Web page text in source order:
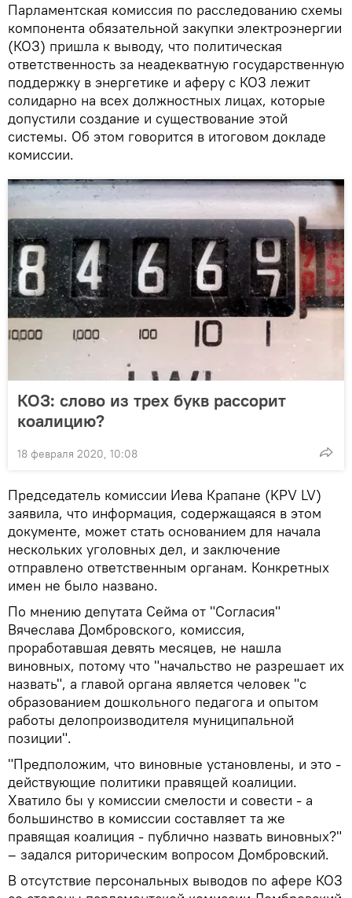
Парламентская комиссия по расследованию схемы
компонента обязательной закупки электроэнергии
(КОЗ) пришла к выводу, что политическая
ответственность за неадекватную государственную
поддержку в энергетике и аферу с КОЗ лежит
солидарно на всех должностных лицах, которые
допустили создание и существование этой
системы. Об этом говорится в итоговом докладе
комиссии.
КОЗ: слово из трех букв рассорит
коалицию?
18 февраля 2020, 10:08
Председатель комиссии Иева Крапане (KPV LV)
заявила, что информация, содержащаяся в этом
документе, может стать основанием для начала
нескольких уголовных дел, и заключение
отправлено ответственным органам. Конкретных
имен не было названо.
По мнению депутата Сейма от "Согласия"
Вячеслава Домбровского, комиссия,
проработавшая девять месяцев, не нашла
виновных, потому что "начальство не разрешает их
назвать", а главой органа является человек "с
образованием дошкольного педагога и опытом
работы делопроизводителя муниципальной
позиции".
"Предположим, что виновные установлены, и это -
действующие политики правящей коалиции.
Хватило бы у комиссии смелости и совести - а
большинство в комиссии составляет та же
правящая коалиция - публично назвать виновных?"
– задался риторическим вопросом Домбровский.
В отсутствие персональных выводов по афере КОЗ